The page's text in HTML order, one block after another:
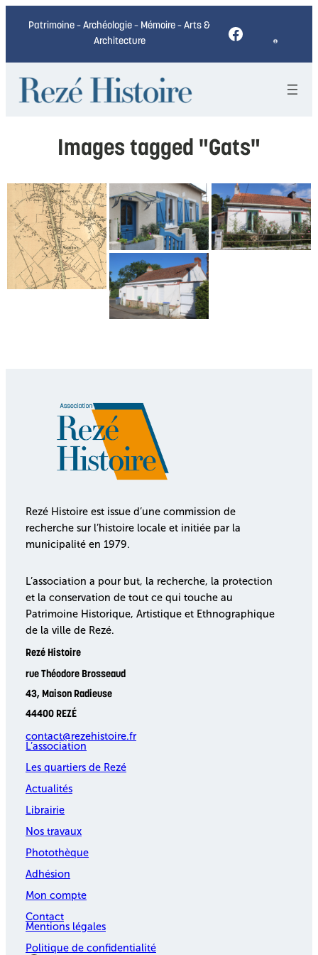
Patrimoine – Archéologie – Mémoire – Arts &
Architecture
Facebook
Images tagged "Gats"
Rezé Histoire est issue d’une commission de
recherche sur l’histoire locale et initiée par la
municipalité en 1979.
L’association a pour but, la recherche, la protection
et la conservation de tout ce qui touche au
Patrimoine Historique, Artistique et Ethnographique
de la ville de Rezé.
Rezé Histoire
rue Théodore Brosseaud
43, Maison Radieuse
44400 REZÉ
contact@rezehistoire.fr
L’association
Les quartiers de Rezé
Actualités
Librairie
Nos travaux
Photothèque
Adhésion
Mon compte
Contact
Mentions légales
Politique de confidentialité